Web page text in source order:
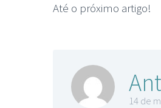
Até o próximo artigo!
14 de